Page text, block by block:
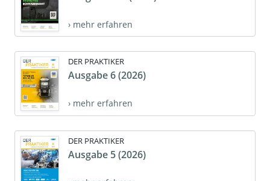
› mehr erfahren
DER PRAKTIKER
Ausgabe 6 (2026)
› mehr erfahren
DER PRAKTIKER
Ausgabe 5 (2026)